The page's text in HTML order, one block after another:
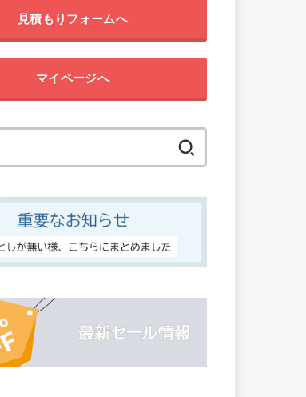
見積もりフォームへ
マイページへ